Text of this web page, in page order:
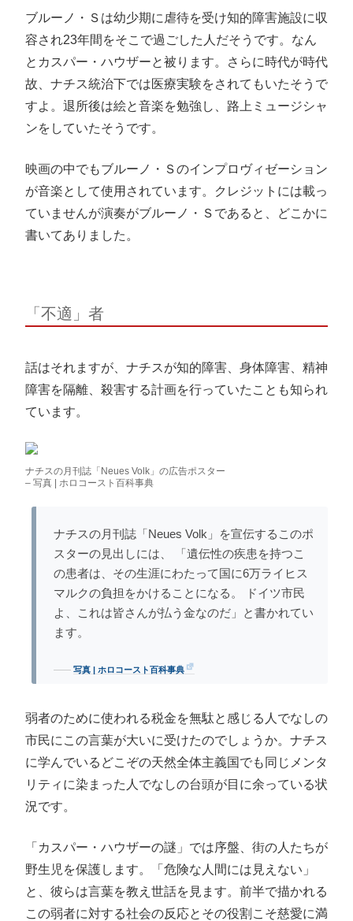
ブルーノ・Ｓは幼少期に虐待を受け知的障害施設に収
容され23年間をそこで過ごした人だそうです。なん
とカスパー・ハウザーと被ります。さらに時代が時代
故、ナチス統治下では医療実験をされてもいたそうで
すよ。退所後は絵と音楽を勉強し、路上ミュージシャ
ンをしていたそうです。
映画の中でもブルーノ・Ｓのインプロヴィゼーション
が音楽として使用されています。クレジットには載っ
ていませんが演奏がブルーノ・Ｓであると、どこかに
書いてありました。
「不適」者
話はそれますが、ナチスが知的障害、身体障害、精神
障害を隔離、殺害する計画を行っていたことも知られ
ています。
ナチスの月刊誌「Neues Volk」の広告ポスター
– 写真 | ホロコースト百科事典
ナチスの月刊誌「Neues Volk」を宣伝するこのポ
スターの見出しには、 「遺伝性の疾患を持つこ
の患者は、その生涯にわたって国に6万ライヒス
マルクの負担をかけることになる。 ドイツ市民
よ、これは皆さんが払う金なのだ」と書かれてい
ます。
写真 | ホロコースト百科事典
弱者のために使われる税金を無駄と感じる人でなしの
市民にこの言葉が大いに受けたのでしょうか。ナチス
に学んでいるどこぞの天然全体主義国でも同じメンタ
リティに染まった人でなしの台頭が目に余っている状
況です。
「カスパー・ハウザーの謎」では序盤、街の人たちが
野生児を保護します。「危険な人間には見えない」
と、彼らは言葉を教え世話を見ます。前半で描かれる
この弱者に対する社会の反応とその役割こそ慈愛に満